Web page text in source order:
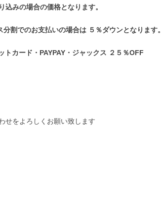
みの場合の価格となります。
のお支払いの場合は ５％ダウンとなります。
ド・PAYPAY・ジャックス ２５％OFF
せをよろしくお願い致します